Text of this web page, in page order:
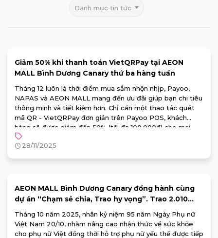
Danh mục tin tức
Giảm 50% khi thanh toán VietQRPay tại AEON
MALL Bình Dương Canary thứ ba hàng tuần
Tháng 12 luôn là thời điểm mua sắm nhộn nhịp, Payoo,
NAPAS và AEON MALL mang đến ưu đãi giúp bạn chi tiêu
thông minh và tiết kiệm hơn. Chỉ cần một thao tác quét
mã QR - VietQRPay đơn giản trên Payoo POS, khách
hàng sẽ được giảm đến 50% (tối đa 100.000đ) cho mọi
đơn hàng.
28/11/2025
AEON MALL Bình Dương Canary đồng hành cùng
dự án “Chạm sẻ chia, Trao hy vọng”. Trao 2.010
suất tầm soát ung thư cho phụ nữ yếu thế
Tháng 10 năm 2025, nhân kỷ niệm 95 năm Ngày Phụ nữ
Việt Nam 20/10, nhằm nâng cao nhận thức về sức khỏe
cho phụ nữ Việt đồng thời hỗ trợ phụ nữ yếu thế được tiếp